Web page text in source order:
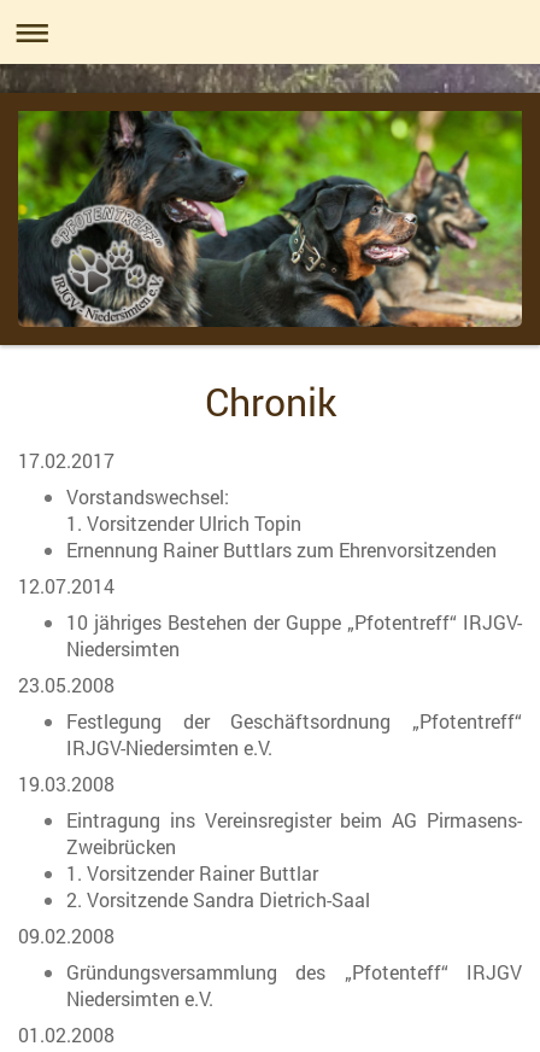
Chronik
17.02.2017
Vorstandswechsel:
1. Vorsitzender Ulrich Topin
Ernennung Rainer Buttlars zum Ehrenvorsitzenden
12.07.2014
10 jähriges Bestehen der Guppe „Pfotentreff“ IRJGV-
Niedersimten
23.05.2008
Festlegung der Geschäftsordnung „Pfotentreff“
IRJGV-Niedersimten e.V.
19.03.2008
Eintragung ins Vereinsregister beim AG Pirmasens-
Zweibrücken
1. Vorsitzender Rainer Buttlar
2. Vorsitzende Sandra Dietrich-Saal
09.02.2008
Gründungsversammlung des „Pfotenteff“ IRJGV
Niedersimten e.V.
01.02.2008